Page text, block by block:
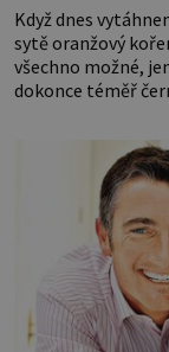
Když dnes
sytě oranžový
všechno možné,
dokonce téměř
nedokážeme